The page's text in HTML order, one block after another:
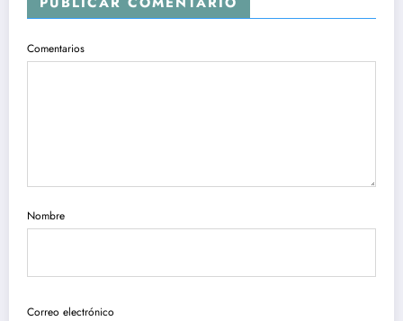
Comentarios
Nombre
Correo electrónico